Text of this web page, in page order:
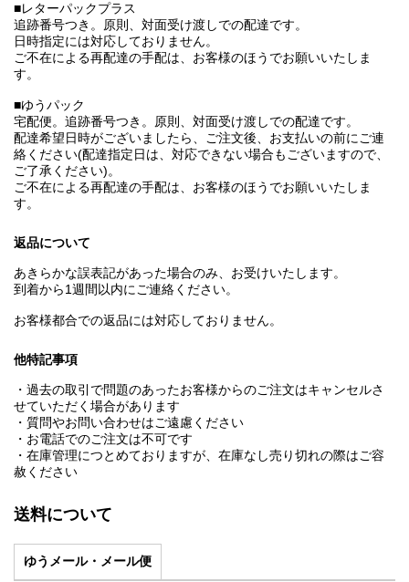
■レターパックプラス
追跡番号つき。原則、対面受け渡しでの配達です。
日時指定には対応しておりません。
ご不在による再配達の手配は、お客様のほうでお願いいたしま
す。
■ゆうパック
宅配便。追跡番号つき。原則、対面受け渡しでの配達です。
配達希望日時がございましたら、ご注文後、お支払いの前にご連
絡ください(配達指定日は、対応できない場合もございますので、
ご了承ください)。
ご不在による再配達の手配は、お客様のほうでお願いいたしま
す。
返品について
あきらかな誤表記があった場合のみ、お受けいたします。
到着から1週間以内にご連絡ください。
お客様都合での返品には対応しておりません。
他特記事項
・過去の取引で問題のあったお客様からのご注文はキャンセルさ
せていただく場合があります
・質問やお問い合わせはご遠慮ください
・お電話でのご注文は不可です
・在庫管理につとめておりますが、在庫なし売り切れの際はご容
赦ください
送料について
ゆうメール・メール便